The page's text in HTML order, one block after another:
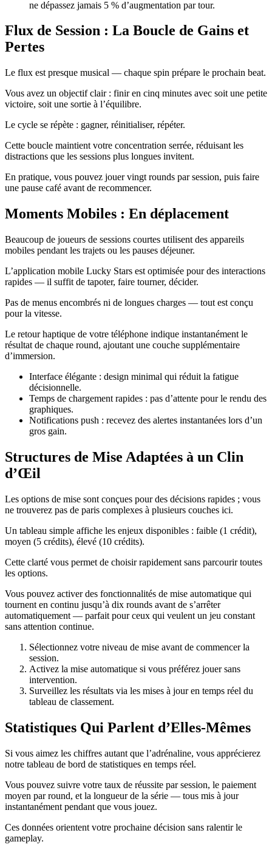
ne dépassez jamais 5 % d’augmentation par tour.
Flux de Session : La Boucle de Gains et
Pertes
Le flux est presque musical — chaque spin prépare le prochain beat.
Vous avez un objectif clair : finir en cinq minutes avec soit une petite
victoire, soit une sortie à l’équilibre.
Le cycle se répète : gagner, réinitialiser, répéter.
Cette boucle maintient votre concentration serrée, réduisant les
distractions que les sessions plus longues invitent.
En pratique, vous pouvez jouer vingt rounds par session, puis faire
une pause café avant de recommencer.
Moments Mobiles : En déplacement
Beaucoup de joueurs de sessions courtes utilisent des appareils
mobiles pendant les trajets ou les pauses déjeuner.
L’application mobile Lucky Stars est optimisée pour des interactions
rapides — il suffit de tapoter, faire tourner, décider.
Pas de menus encombrés ni de longues charges — tout est conçu
pour la vitesse.
Le retour haptique de votre téléphone indique instantanément le
résultat de chaque round, ajoutant une couche supplémentaire
d’immersion.
Interface élégante : design minimal qui réduit la fatigue
décisionnelle.
Temps de chargement rapides : pas d’attente pour le rendu des
graphiques.
Notifications push : recevez des alertes instantanées lors d’un
gros gain.
Structures de Mise Adaptées à un Clin
d’Œil
Les options de mise sont conçues pour des décisions rapides ; vous
ne trouverez pas de paris complexes à plusieurs couches ici.
Un tableau simple affiche les enjeux disponibles : faible (1 crédit),
moyen (5 crédits), élevé (10 crédits).
Cette clarté vous permet de choisir rapidement sans parcourir toutes
les options.
Vous pouvez activer des fonctionnalités de mise automatique qui
tournent en continu jusqu’à dix rounds avant de s’arrêter
automatiquement — parfait pour ceux qui veulent un jeu constant
sans attention continue.
Sélectionnez votre niveau de mise avant de commencer la
session.
Activez la mise automatique si vous préférez jouer sans
intervention.
Surveillez les résultats via les mises à jour en temps réel du
tableau de classement.
Statistiques Qui Parlent d’Elles-Mêmes
Si vous aimez les chiffres autant que l’adrénaline, vous apprécierez
notre tableau de bord de statistiques en temps réel.
Vous pouvez suivre votre taux de réussite par session, le paiement
moyen par round, et la longueur de la série — tous mis à jour
instantanément pendant que vous jouez.
Ces données orientent votre prochaine décision sans ralentir le
gameplay.